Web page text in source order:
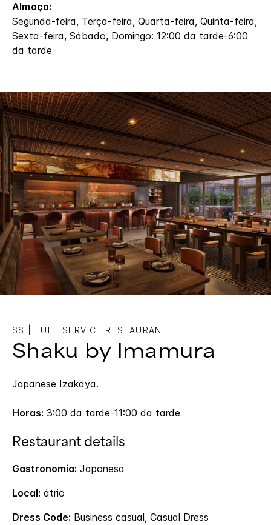
Almoço:
Segunda-feira, Terça-feira, Quarta-feira, Quinta-feira,
Sexta-feira, Sábado, Domingo: 12:00 da tarde-6:00
da tarde
$$ FULL SERVICE RESTAURANT
Shaku by Imamura
Japanese Izakaya.
Horas: 3:00 da tarde-11:00 da tarde
Restaurant details
Gastronomia: Japonesa
Local: átrio
Dress Code: Business casual, Casual Dress